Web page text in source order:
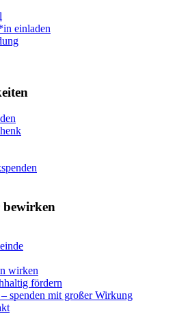
einladen
bewirken
wirken
fördern
spenden mit großer Wirkung